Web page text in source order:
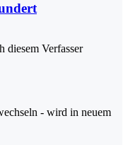
diesem Verfasser
- wird in neuem